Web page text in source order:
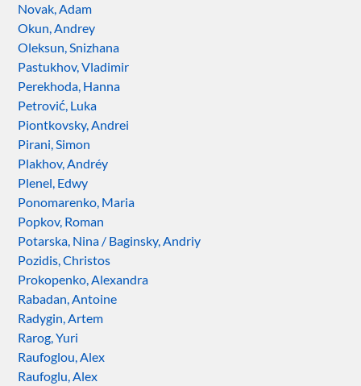
Novak, Adam
Okun, Andrey
Oleksun, Snizhana
Pastukhov, Vladimir
Perekhoda, Hanna
Petrović, Luka
Piontkovsky, Andrei
Pirani, Simon
Plakhov, Andréy
Plenel, Edwy
Ponomarenko, Maria
Popkov, Roman
Potarska, Nina / Baginsky, Andriy
Pozidis, Christos
Prokopenko, Alexandra
Rabadan, Antoine
Radygin, Artem
Rarog, Yuri
Raufoglou, Alex
Raufoglu, Alex